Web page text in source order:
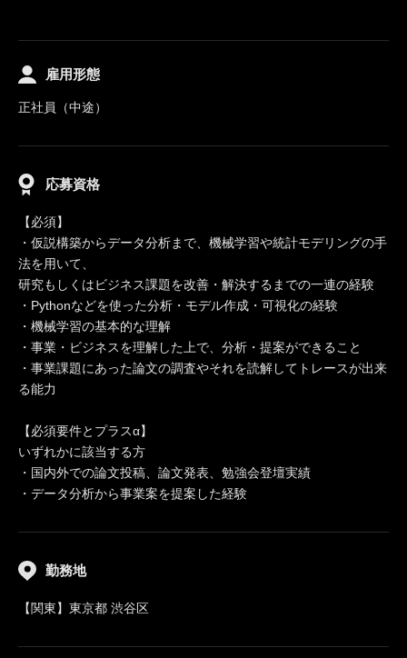
雇用形態
正社員（中途）
応募資格
【必須】
・仮説構築からデータ分析まで、機械学習や統計モデリングの手
法を用いて、
研究もしくはビジネス課題を改善・解決するまでの一連の経験
・Pythonなどを使った分析・モデル作成・可視化の経験
・機械学習の基本的な理解
・事業・ビジネスを理解した上で、分析・提案ができること
・事業課題にあった論文の調査やそれを読解してトレースが出来
る能力
【必須要件とプラスα】
いずれかに該当する方
・国内外での論文投稿、論文発表、勉強会登壇実績
・データ分析から事業案を提案した経験
勤務地
【関東】東京都 渋谷区